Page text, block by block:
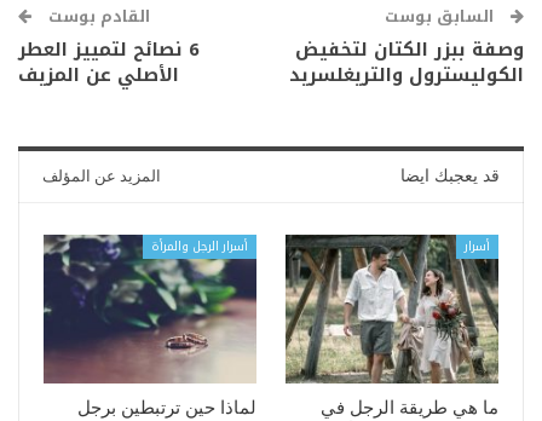
السابق بوست
وصفة ببزر الكتان لتخفيض
الكوليسترول والتريغلسريد
القادم بوست
6 نصائح لتمييز العطر
الأصلي عن المزيف
قد يعجبك ايضا المزيد عن المؤلف
أسرار
ما هي طريقة الرجل في
أسرار الرجل والمرأة
لماذا حين ترتبطين برجل